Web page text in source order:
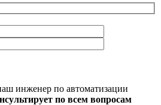
инженер по автоматизации
по всем вопросам